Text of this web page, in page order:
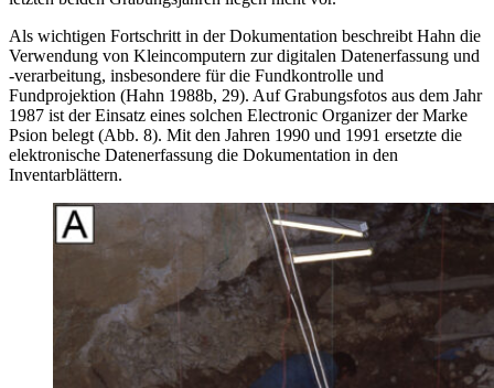
Als wichtigen Fortschritt in der Dokumentation beschreibt Hahn die
Verwendung von Kleincomputern zur digitalen Datenerfassung und
-verarbeitung, insbesondere für die Fundkontrolle und
Fundprojektion (Hahn 1988b, 29). Auf Grabungsfotos aus dem Jahr
1987 ist der Einsatz eines solchen Electronic Organizer der Marke
Psion belegt (Abb. 8). Mit den Jahren 1990 und 1991 ersetzte die
elektronische Datenerfassung die Dokumentation in den
Inventarblättern.